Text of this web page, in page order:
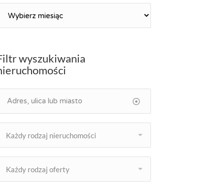
wyszukiwania
Każdy rodzaj nieruchomości
Każdy rodzaj oferty